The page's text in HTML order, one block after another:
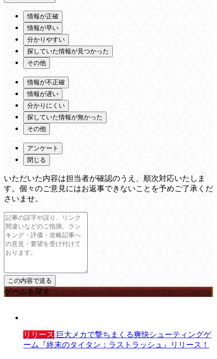
情報が正確
情報が早い
分かりやすい
探していた情報が見つかった
その他
情報が不正確
情報が遅い
分かりにくい
探していた情報が無かった
その他
アンケート
閉じる
いただいた内容は担当者が確認のうえ、順次対応いたしま
す。個々のご意見にはお返事できないことを予めご了承くだ
さいませ。
ゲームを探す
リリース 巨大メカで撃ちまくる爽快シューティングゲ
ーム『終末のタイタン：ラストラッシュ』リリース！